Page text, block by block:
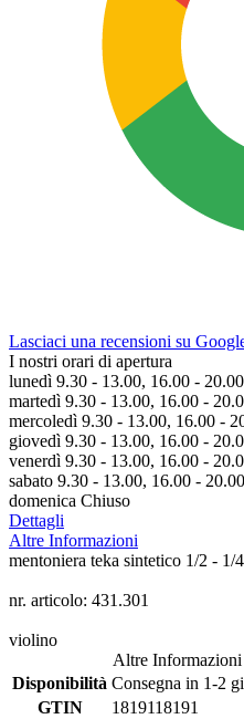
Lasciaci una recensioni su
I nostri orari di apertura
lunedì 9.30 - 13.00, 16.00 - 20.00
martedì 9.30 - 13.00, 16.00 -
mercoledì 9.30 - 13.00, 16.00 -
giovedì 9.30 - 13.00, 16.00 -
venerdì 9.30 - 13.00, 16.00 -
sabato 9.30 - 13.00, 16.00 - 20.00
domenica Chiuso
Dettagli
Altre Informazioni
mentoniera teka sintetico 1/2 - 1/4
nr. articolo: 431.301
violino
Altre Informazioni
Disponibilità Consegna in 1-2
GTIN
1819118191